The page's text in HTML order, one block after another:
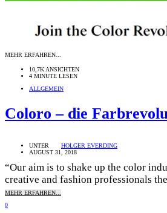
MEHR ERFAHREN...
10,7K ANSICHTEN
4 MINUTE LESEN
ALLGEMEIN
Coloro – die
UNTER
HOLGER EVERDING
AUGUST 31, 2018
“Our aim is to shake up the color
creative and fashion professionals
MEHR ERFAHREN...
0